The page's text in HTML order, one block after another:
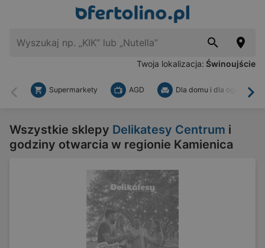
Twoja lokalizacja: Świnoujście
Wstecz
Supermarkety AGD Dla domu i dla ogrodu
Wszystkie sklepy Delikatesy Centrum i
godziny otwarcia w regionie Kamienica